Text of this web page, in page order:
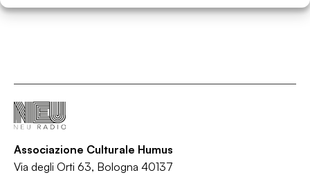
Associazione Culturale Humus
Via degli Orti 63, Bologna 40137